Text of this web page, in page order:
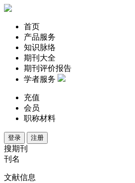
首页
产品服务
知识脉络
期刊大全
期刊评价报告
学者服务
充值
会员
职称材料
登录 注册
搜期刊
刊名
文献信息